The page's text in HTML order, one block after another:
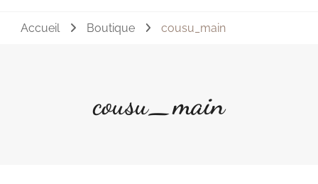
Accueil Boutique cousu_main
cousu_main